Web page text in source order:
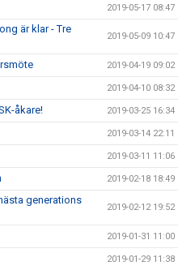
2019-05-17 08:47
är klar - Tre
2019-05-09 10:47
2019-04-19 09:02
2019-04-10 08:32
åkare! 2019-03-25 16:34
2019-03-14 22:11
2019-03-11 11:06
2019-02-18 18:49
generations
2019-02-12 19:52
2019-01-31 11:00
2019-01-29 11:38